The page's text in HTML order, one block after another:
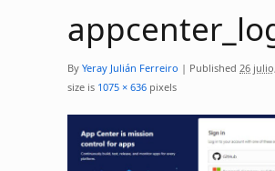
By Yeray Julián Ferreiro | Published 26
size is 1075 × 636 pixels